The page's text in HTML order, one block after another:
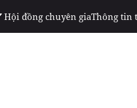
Hội đồng chuyên giaThông tin